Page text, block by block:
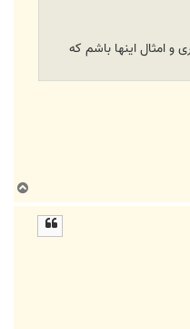
و امثال اینها باشم که
ا